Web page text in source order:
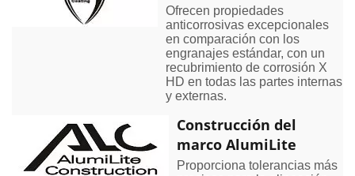
Ofrecen propiedades
anticorrosivas excepcionales
en comparación con los
engranajes estándar, con un
recubrimiento de corrosión X
HD en todas las partes internas
y externas.
Construcción del
marco AlumiLite
Proporciona tolerancias más